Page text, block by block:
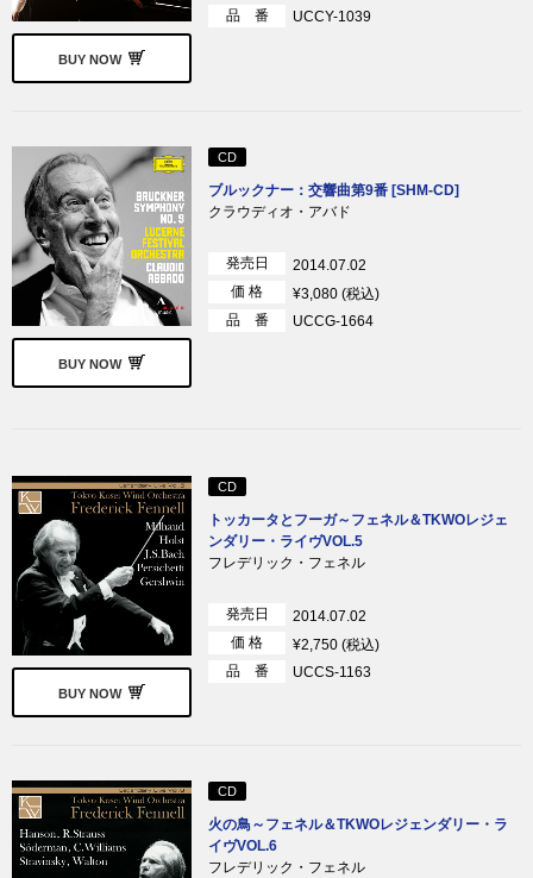
BUY NOW
品 番
UCCY-1039
BUY NOW
CD
ブルックナー：交響曲第9番 [SHM-CD]
クラウディオ・アバド
発売日
2014.07.02
価 格
¥3,080 (税込)
品 番
UCCG-1664
BUY NOW
CD
トッカータとフーガ～フェネル＆TKWOレジェ
ンダリー・ライヴVOL.5
フレデリック・フェネル
発売日
2014.07.02
価 格
¥2,750 (税込)
品 番
UCCS-1163
CD
火の鳥～フェネル＆TKWOレジェンダリー・ラ
イヴVOL.6
フレデリック・フェネル